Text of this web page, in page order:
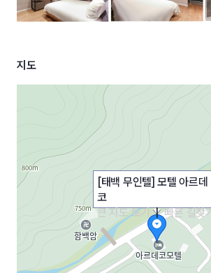
지도
[태백 무인텔] 모텔 아르데
코
큰 지도 보기 |빠른 길찾기